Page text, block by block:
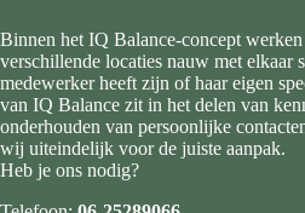
Binnen het IQ Balance-concept
verschillende locaties nauw met elkaar
medewerker heeft zijn of haar eigen
van IQ Balance zit in het delen van
onderhouden van persoonlijke
wij uiteindelijk voor de juiste aanpak.
Heb je ons nodig?